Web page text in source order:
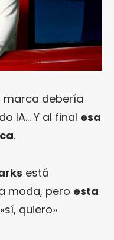
marca debería
IA… Y al final esa
.
está
moda, pero esta
quiero»